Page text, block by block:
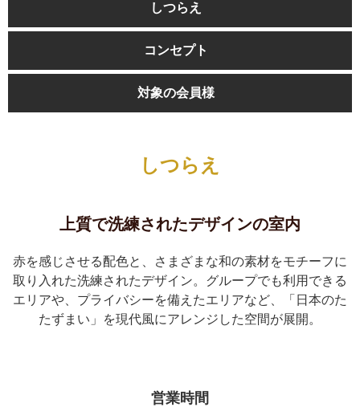
しつらえ
コンセプト
対象の会員様
しつらえ
上質で洗練されたデザインの室内
赤を感じさせる配色と、さまざまな和の素材をモチーフに
取り入れた洗練されたデザイン。グループでも利用できる
エリアや、プライバシーを備えたエリアなど、「日本のた
たずまい」を現代風にアレンジした空間が展開。
営業時間